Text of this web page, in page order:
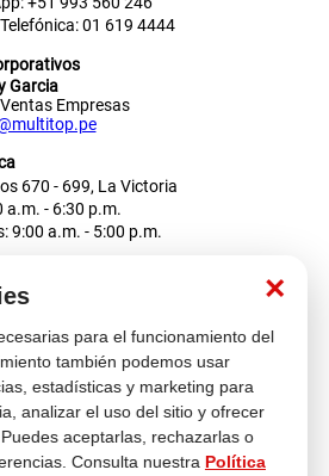
×
para el funcionamiento del
también podemos usar
estadísticas y marketing para
analizar el uso del sitio y ofrecer
aceptarlas, rechazarlas o
Consulta nuestra Política
01 619 4444
Garcia
Empresas
670 - 699, La Victoria
a.m. - 6:30 p.m.
9:00 a.m. - 5:00 p.m.